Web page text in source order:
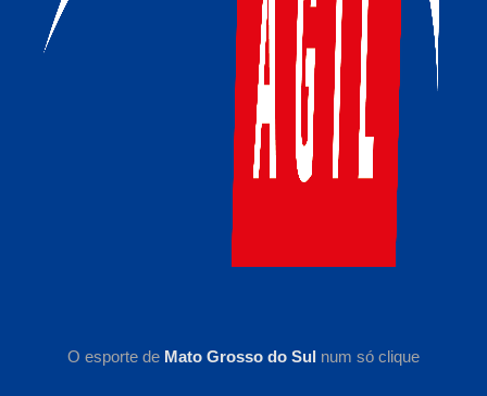
O esporte de Mato Grosso do Sul num só clique